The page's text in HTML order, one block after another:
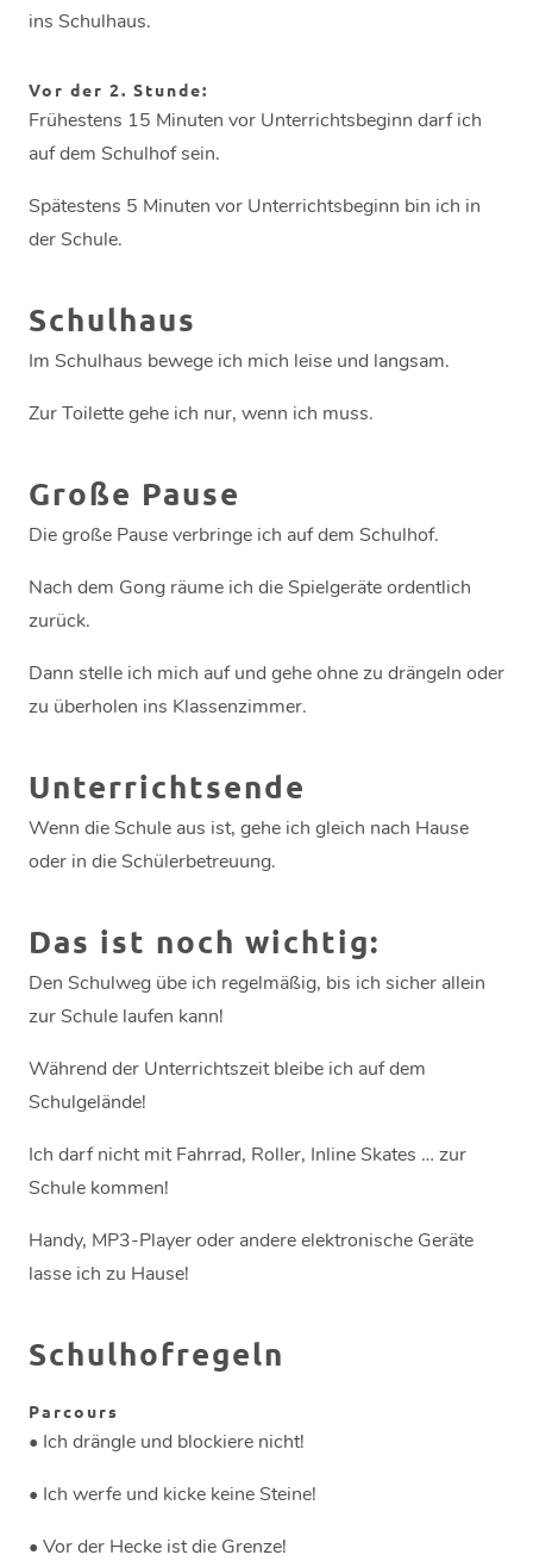
ins Schulhaus.
Vor der 2. Stunde:
Frühestens 15 Minuten vor Unterrichtsbeginn darf ich
auf dem Schulhof sein.
Spätestens 5 Minuten vor Unterrichtsbeginn bin ich in
der Schule.
Schulhaus
Im Schulhaus bewege ich mich leise und langsam.
Zur Toilette gehe ich nur, wenn ich muss.
Große Pause
Die große Pause verbringe ich auf dem Schulhof.
Nach dem Gong räume ich die Spielgeräte ordentlich
zurück.
Dann stelle ich mich auf und gehe ohne zu drängeln oder
zu überholen ins Klassenzimmer.
Unterrichtsende
Wenn die Schule aus ist, gehe ich gleich nach Hause
oder in die Schülerbetreuung.
Das ist noch wichtig:
Den Schulweg übe ich regelmäßig, bis ich sicher allein
zur Schule laufen kann!
Während der Unterrichtszeit bleibe ich auf dem
Schulgelände!
Ich darf nicht mit Fahrrad, Roller, Inline Skates … zur
Schule kommen!
Handy, MP3-Player oder andere elektronische Geräte
lasse ich zu Hause!
Schulhofregeln
Parcours
• Ich drängle und blockiere nicht!
• Ich werfe und kicke keine Steine!
• Vor der Hecke ist die Grenze!